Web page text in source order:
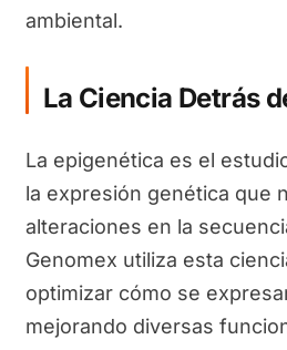
ambiental.
La Ciencia Detrás
La epigenética es el
la expresión genética que
alteraciones en la
Genomex utiliza esta
optimizar cómo se
mejorando diversas